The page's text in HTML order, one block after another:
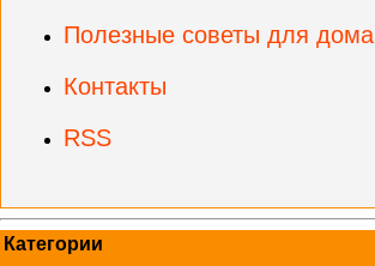
Полезные советы для дома
Контакты
RSS
Категории